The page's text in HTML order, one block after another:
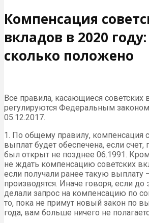
Компенсация
вкладов в 2020
сколько положено
Все правила, касающиеся советских
регулируются Федеральным
05.12.2017.
1. По общему правилу, компенсация
выплат будет обеспечена, если счет,
был открыт не позднее 06.1991.
не ждать компенсацию советских
если получали ранее такую выплату
производятся. Иначе говоря, если до
делали запрос на компенсацию по
то, пока не примут новый закон по
года, вам больше ничего не